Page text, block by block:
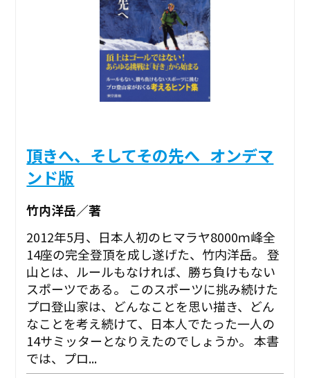
頂きへ、そしてその先へ_オンデマ
ンド版
竹内洋岳／著
2012年5月、日本人初のヒマラヤ8000ｍ峰全
14座の完全登頂を成し遂げた、竹内洋岳。 登
山とは、ルールもなければ、勝ち負けもない
スポーツである。 このスポーツに挑み続けた
プロ登山家は、どんなことを思い描き、どん
なことを考え続けて、日本人でたった一人の
14サミッターとなりえたのでしょうか。 本書
では、プロ...